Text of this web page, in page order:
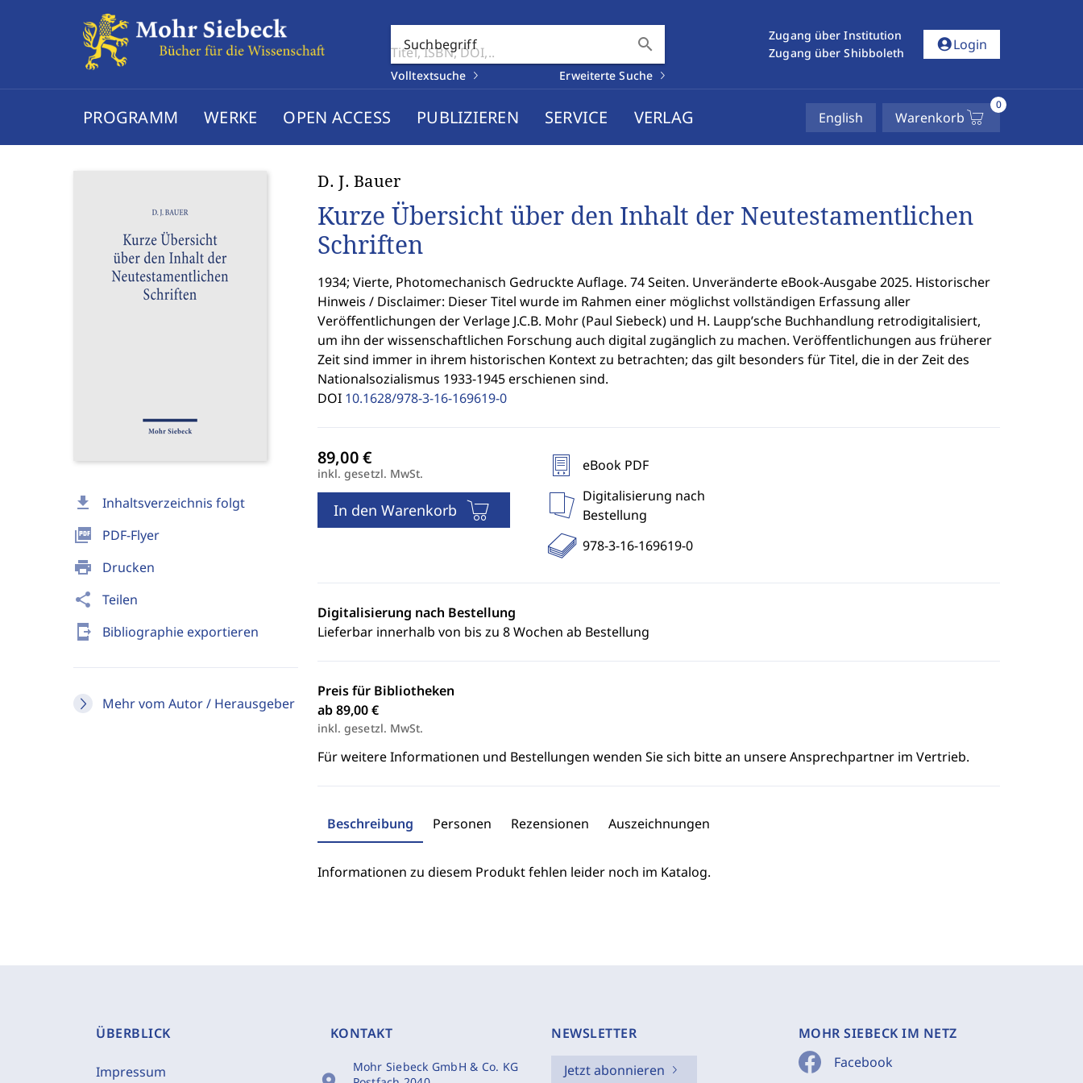
Suchbegriff search
Volltextsuche Erweiterte Suche
Zugang über Institution
Zugang über Shibboleth
account_circleLogin
PROGRAMM WERKE OPEN ACCESS PUBLIZIEREN SERVICE VERLAG English Warenkorb
0
download Inhaltsverzeichnis folgt
picture_as_pdf PDF-Flyer
print Drucken
share Teilen
send_to_mobile Bibliographie exportieren
Mehr vom Autor / Herausgeber
D. J. Bauer
Kurze Übersicht über den Inhalt der Neutestamentlichen
Schriften
1934; Vierte, Photomechanisch Gedruckte Auflage. 74 Seiten. Unveränderte eBook-Ausgabe 2025. Historischer
Hinweis / Disclaimer: Dieser Titel wurde im Rahmen einer möglichst vollständigen Erfassung aller
Veröffentlichungen der Verlage J.C.B. Mohr (Paul Siebeck) und H. Laupp’sche Buchhandlung retrodigitalisiert,
um ihn der wissenschaftlichen Forschung auch digital zugänglich zu machen. Veröffentlichungen aus früherer
Zeit sind immer in ihrem historischen Kontext zu betrachten; das gilt besonders für Titel, die in der Zeit des
Nationalsozialismus 1933-1945 erschienen sind.
DOI 10.1628/978-3-16-169619-0
inkl. gesetzl. MwSt.
In den Warenkorb
eBook PDF
Digitalisierung nach
Bestellung
978-3-16-169619-0
Digitalisierung nach Bestellung
Lieferbar innerhalb von bis zu 8 Wochen ab Bestellung
Preis für Bibliotheken
ab 89,00 €
inkl. gesetzl. MwSt.
Für weitere Informationen und Bestellungen wenden Sie sich bitte an unsere Ansprechpartner im Vertrieb.
Beschreibung Personen Rezensionen Auszeichnungen
Informationen zu diesem Produkt fehlen leider noch im Katalog.
ÜBERBLICK
Impressum
KONTAKT
Mohr Siebeck GmbH & Co. KG
NEWSLETTER
Jetzt abonnieren
MOHR SIEBECK IM NETZ
Facebook